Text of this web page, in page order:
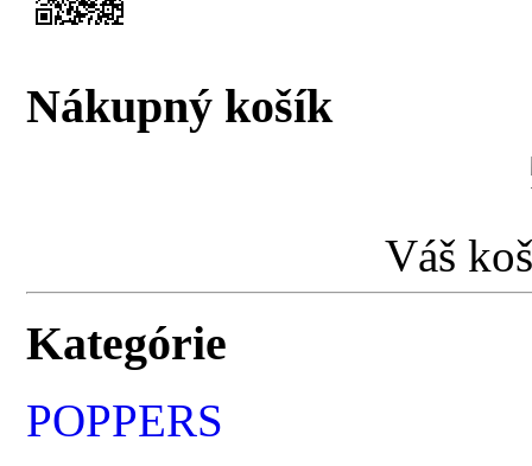
Nákupný košík
Váš
Kategórie
POPPERS